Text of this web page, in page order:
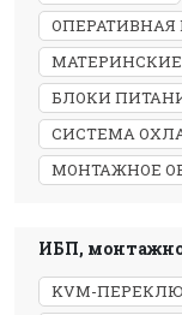
БЛОКИ
СИСТЕМА
МОНТАЖНОЕ
ИБП,
KVM-